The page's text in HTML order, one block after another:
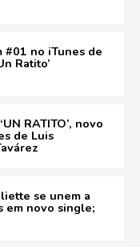
no iTunes de
Ratito’
RATITO’, novo
de Luis
se unem a
em novo single;